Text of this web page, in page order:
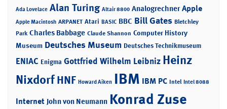
Ada Lovelace Alan Turing Altair 8800 Analogrechner Apple
Apple Macintosh ARPANET Atari BASIC BBC Bill Gates Bletchley
Park Charles Babbage Claude Shannon Computer History
Museum Deutsches Museum Deutsches Technikmuseum
ENIAC Enigma Gottfried Wilhelm Leibniz Heinz
NixdorfHNF Howard Aiken IBM IBM PC Intel Intel 8088
Internet John von Neumann Konrad Zuse